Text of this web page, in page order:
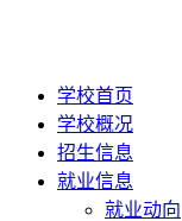
学校首页
学校概况
招生信息
就业信息
就业动向